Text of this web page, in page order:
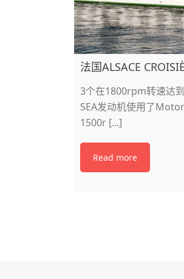
法国ALSACE
3个在1800rpm转速达
SEA发动机使用了
1500r [...]
Read more